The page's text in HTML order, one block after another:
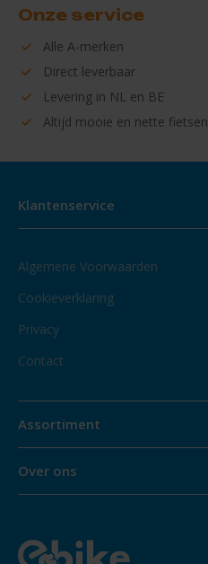
Onze service
Alle A-merken
Direct leverbaar
Levering in NL en BE
Altijd mooie en nette fietsen
Klantenservice
Algemene Voorwaarden
Cookieverklaring
Privacy
Contact
Assortiment
Over ons